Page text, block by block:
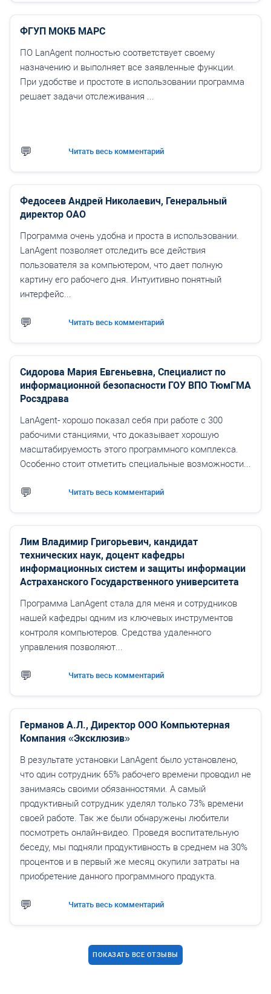
ФГУП МОКБ МАРС
ПО LanAgent полностью соответствует своему
назначению и выполняет все заявленные функции.
При удобстве и простоте в использовании программа
решает задачи отслеживания ...
Читать весь комментарий
Федосеев Андрей Николаевич, Генеральный
директор ОАО
Программа очень удобна и проста в использовании.
LanAgent позволяет отследить все действия
пользователя за компьютером, что дает полную
картину его рабочего дня. Интуитивно понятный
интерфейс...
Читать весь комментарий
Сидорова Мария Евгеньевна, Специалист по
информационной безопасности ГОУ ВПО ТюмГМА
Росздрава
LanAgent- хорошо показал себя при работе с 300
рабочими станциями, что доказывает хорошую
масштабируемость этого программного комплекса.
Особенно стоит отметить специальные возможности...
Читать весь комментарий
Лим Владимир Григорьевич, кандидат
технических наук, доцент кафедры
информационных систем и защиты информации
Астраханского Государственного университета
Программа LanAgent стала для меня и сотрудников
нашей кафедры одним из ключевых инструментов
контроля компьютеров. Средства удаленного
управления позволяют...
Читать весь комментарий
Германов А.Л., Директор ООО Компьютерная
Компания «Эксклюзив»
В результате установки LanAgent было установлено,
что один сотрудник 65% рабочего времени проводил не
занимаясь своими обязанностями. А самый
продуктивный сотрудник уделял только 73% времени
своей работе. Так же были обнаружены любители
посмотреть онлайн-видео. Проведя воспитательную
беседу, мы подняли продуктивность в среднем на 30%
процентов и в первый же месяц окупили затраты на
приобретение данного программного продукта.
Читать весь комментарий
ПОКАЗАТЬ ВСЕ ОТЗЫВЫ